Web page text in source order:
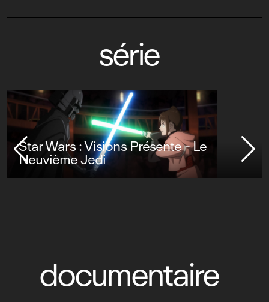
série
Star Wars : Visions Présente - Le
Neuvième Jedi
documentaire